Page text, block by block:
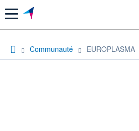
Menu
Communauté EUROPLASMA